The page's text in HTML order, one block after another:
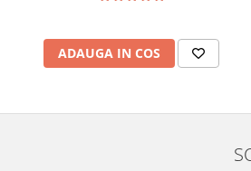
ADAUGA IN COS